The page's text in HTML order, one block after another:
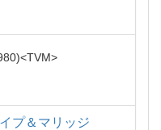
TVM
プ＆マリッジ